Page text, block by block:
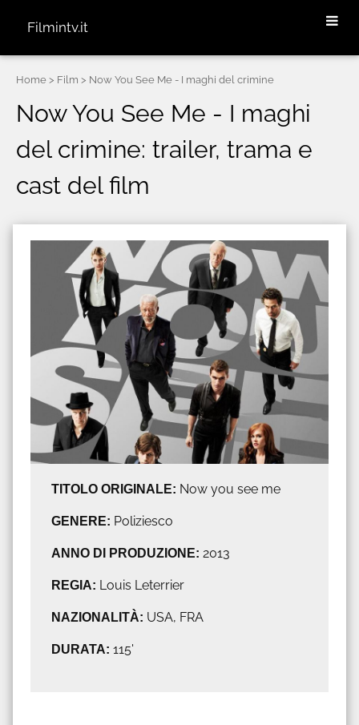
Filmintv.it
Home > Film > Now You See Me - I maghi del crimine
Now You See Me - I maghi
del crimine: trailer, trama e
cast del film
TITOLO ORIGINALE: Now you see me
GENERE: Poliziesco
ANNO DI PRODUZIONE: 2013
REGIA: Louis Leterrier
NAZIONALITÀ: USA, FRA
DURATA: 115'